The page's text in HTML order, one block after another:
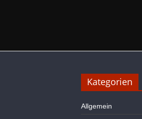
Kategorien
Allgemein